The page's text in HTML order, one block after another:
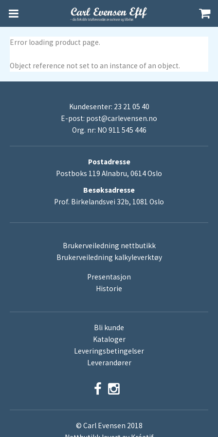
Error loading product page.
Object reference not set to an instance of an object.
Kundesenter: 23 21 05 40
E-post: post@carlevensen.no
Org. nr: NO 911 545 446
Postadresse
Postboks 119 Alnabru, 0614 Oslo
Besøksadresse
Prof. Birkelandsvei 32b, 1081 Oslo
Brukerveiledning nettbutikk
Brukerveiledning kalkyleverktøy
Presentasjon
Historie
Bli kunde
Kataloger
Leveringsbetingelser
Leverandører
© Carl Evensen 2018